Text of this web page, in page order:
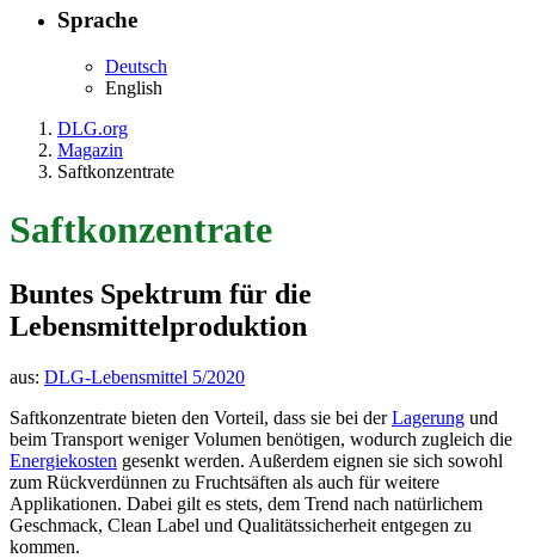
Sprache
Deutsch
English
DLG.org
Magazin
Saftkonzentrate
Saftkonzentrate
Buntes Spektrum für die
Lebensmittelproduktion
aus: DLG-Lebensmittel 5/2020
Saftkonzentrate bieten den Vorteil, dass sie bei derLagerung und
beim Transport weniger Volumen benötigen, wodurch zugleich die
Energiekosten gesenkt werden. Außerdem eignen sie sich sowohl
zum Rückverdünnen zu Fruchtsäften als auch für weitere
Applikationen. Dabei gilt es stets, dem Trend nach natürlichem
Geschmack, Clean Label und Qualitätssicherheit entgegen zu
kommen.